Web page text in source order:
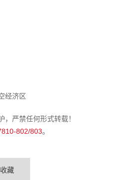
经济区
严禁任何形式转载！
802/803。
藏